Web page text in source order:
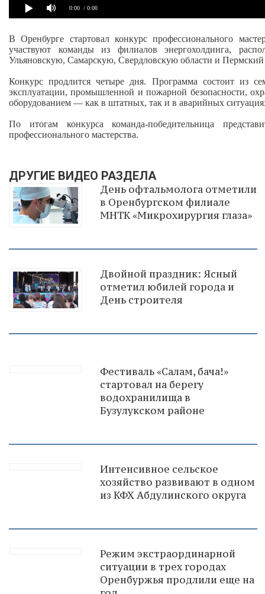
0:00 / 0:00
В Оренбурге стартовал конкурс профессионального
участвуют команды из филиалов энергохолдинга,
Ульяновскую, Самарскую, Свердловскую области и Пермский
Конкурс продлится четыре дня. Программа состоит из
эксплуатации, промышленной и пожарной безопасности,
оборудованием — как в штатных, так и в аварийных
По итогам конкурса команда‑победительница
профессионального мастерства.
ДРУГИЕ ВИДЕО РАЗДЕЛА
День офтальмолога отметили
в Оренбургском филиале
МНТК «Микрохирургия глаза»
Двойной праздник: Ясный
отметил юбилей города и
День строителя
Фестиваль «Салам, бача!»
стартовал на берегу
водохранилища в
Бузулукском районе
Интенсивное сельское
хозяйство развивают в одном
из КФХ Абдулинского округа
Режим экстраординарной
ситуации в трех городах
Оренбуржья продлили еще на